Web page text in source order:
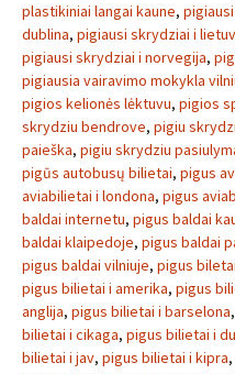
plastikiniai langai kaune,
dublina, pigiausi skrydziai i
pigiausi skrydziai i norvegija,
pigiausia vairavimo mokykla
pigios kelionės lėktuvu, pigios
skrydziu bendrove, pigiu
paieška, pigiu skrydziu
pigūs autobusų bilietai, pigus
aviabilietai i londona, pigus
baldai internetu, pigus baldai
baldai klaipedoje, pigus baldai
pigus baldai vilniuje, pigus biletai
pigus bilietai i amerika, pigus
anglija, pigus bilietai i barselona,
bilietai i cikaga, pigus bilietai i
bilietai i jav, pigus bilietai i kipra,